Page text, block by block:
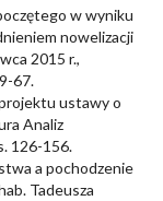
w wyniku
nowelizacji
2015 r.,
67.
ustawy o
Analiz
126-156.
a pochodzenie
Tadeusza